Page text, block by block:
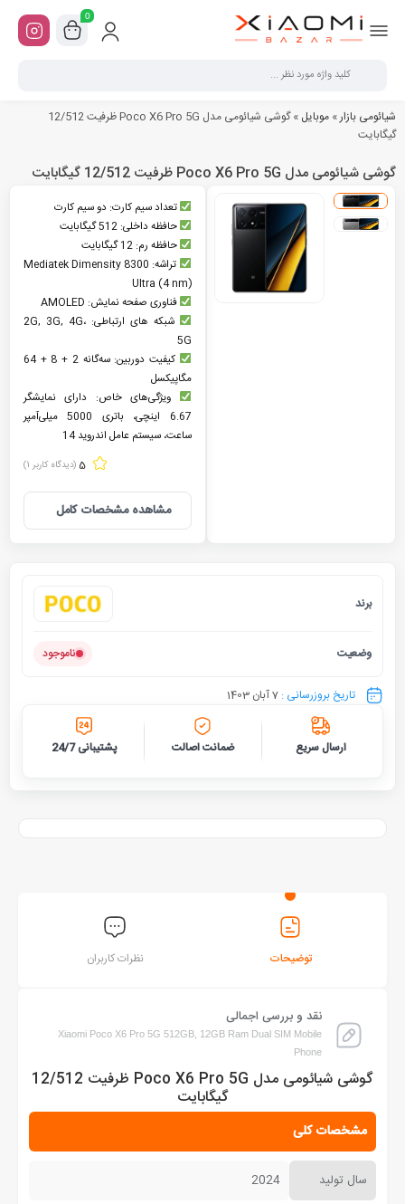
0
شیائومی بازار» موبایل »
گوشی شیائومی مدل Poco X6 Pro 5G ظرفیت 12/512
گیگابایت
گوشی شیائومی مدل Poco X6 Pro 5G ظرفیت 12/512 گیگابایت
تعداد سیم کارت: دو سیم کارت
حافظه داخلی: 512 گیگابایت
حافظه رم: 12 گیگابایت
تراشه: Mediatek Dimensity 8300
Ultra (4 nm)
فناوری صفحه نمایش: AMOLED
شبکه های ارتباطی: 2G, 3G, 4G،
5G
کیفیت دوربین: سه‌گانه 2 + 8 + 64
مگاپیکسل
ویژگی‌های خاص: دارای نمایشگر
6.67 اینچی، باتری 5000 میلی‌آمپر
ساعت، سیستم عامل اندروید 14
5 (دیدگاه کاربر 1
)
مشاهده مشخصات کامل
برند
وضعیت ناموجود
تاریخ بروزرسانی : 7 آبان 1403
ارسال سریع ضمانت اصالت پشتیبانی 24/7
توضیحات نظرات کاربران
نقد و بررسی اجمالی
Xiaomi Poco X6 Pro 5G 512GB, 12GB Ram Dual SIM Mobile
Phone
گوشی شیائومی مدل Poco X6 Pro 5G ظرفیت 12/512
گیگابایت
مشخصات کلی
سال تولید 2024